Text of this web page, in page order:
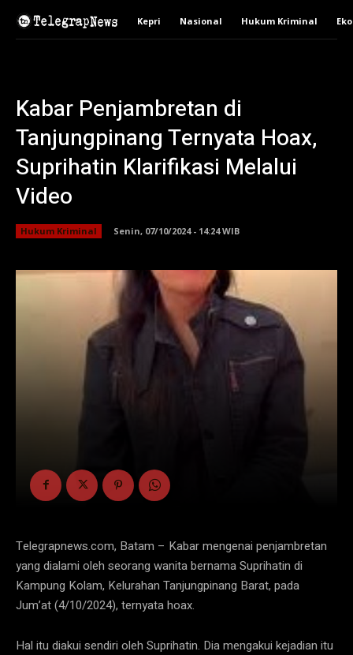
Kepri Nasional Hukum Kriminal
Kabar Penjambretan di
Tanjungpinang Ternyata Hoax,
Suprihatin Klarifikasi Melalui
Video
Hukum Kriminal Senin, 07/10/2024 - 14:24 WIB
Telegrapnews.com, Batam – Kabar mengenai penjambretan
yang dialami oleh seorang wanita bernama Suprihatin di
Kampung Kolam, Kelurahan Tanjungpinang Barat, pada
Jum’at (4/10/2024), ternyata hoax.
Hal itu diakui sendiri oleh Suprihatin. Dia mengakui kejadian itu